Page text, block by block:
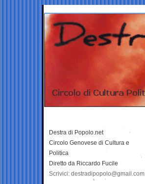
Destra di Popolo.net
Circolo Genovese di Cultura e
Politica
Diretto da Riccardo Fucile
Scrivici: destradipopolo@gmail.com